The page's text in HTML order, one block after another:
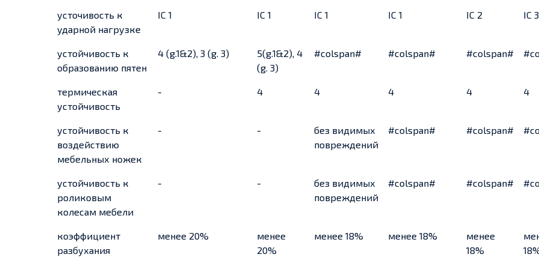
усточивость к
ударной нагрузке
IC 1 IC 1 IC 1 IC 1 IC 2 IC 3
устойчивость к
образованию пятен
4 (g.1&2), 3 (g. 3)
5(g.1&2), 4
(g. 3)
#colspan# #colspan# #colspan#
термическая
устойчивость
- 4 4 4 4 4
устойчивость к
воздействию
мебельных ножек
- -
без видимых
повреждений
#colspan# #colspan#
устойчивость к
роликовым
колесам мебели
- -
без видимых
повреждений
#colspan# #colspan#
коэффициент
разбухания
менее 20%
менее
20%
менее 18% менее 18%
менее
18%